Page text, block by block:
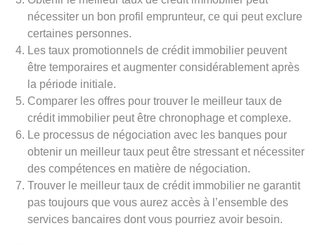
nécessiter un bon profil emprunteur, ce qui peut exclure
certaines personnes.
Les taux promotionnels de crédit immobilier peuvent
être temporaires et augmenter considérablement après
la période initiale.
Comparer les offres pour trouver le meilleur taux de
crédit immobilier peut être chronophage et complexe.
Le processus de négociation avec les banques pour
obtenir un meilleur taux peut être stressant et nécessiter
des compétences en matière de négociation.
Trouver le meilleur taux de crédit immobilier ne garantit
pas toujours que vous aurez accès à l’ensemble des
services bancaires dont vous pourriez avoir besoin.